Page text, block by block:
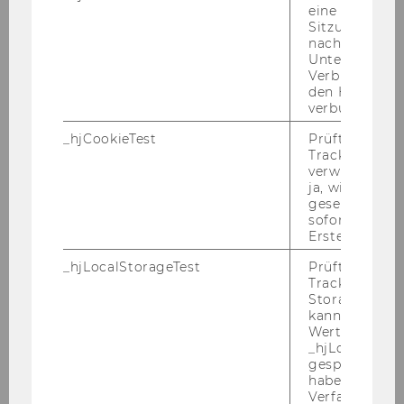
Lek­to­rIn­nen des In­sti­tuts für
Wirt­schafts­päd­ago­gik
eine
Sitzung/
nach einer
Verbindung
den Hotjar-
verbunden
_hjCookieTest
Prüft, ob der
Tracking
verwenden
ja, wird ein
gesetzt. Wird
sofort nach
Erstellung
_hjLocalStorageTest
Prüft, ob der
Tracking
Storage
kann. Wenn
Wert 1
haben keine
Verfallszeit,